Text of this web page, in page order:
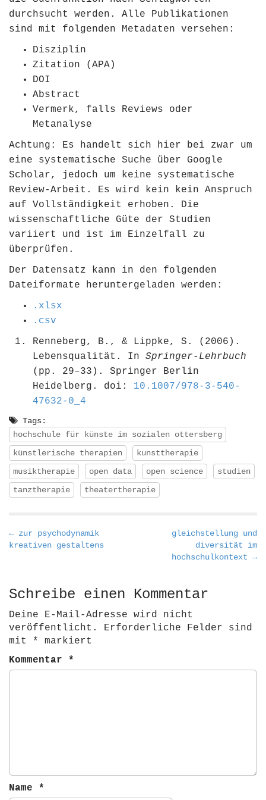
durchsucht werden. Alle Publikationen
sind mit folgenden Metadaten versehen:
Disziplin
Zitation (APA)
DOI
Abstract
Vermerk, falls Reviews oder
Metanalyse
Achtung: Es handelt sich hier bei zwar um
eine systematische Suche über Google
Scholar, jedoch um keine systematische
Review-Arbeit. Es wird kein kein Anspruch
auf Vollständigkeit erhoben. Die
wissenschaftliche Güte der Studien
variiert und ist im Einzelfall zu
überprüfen.
Der Datensatz kann in den folgenden
Dateiformate heruntergeladen werden:
.xlsx
.csv
Renneberg, B., & Lippke, S. (2006).
Lebensqualität. In Springer-Lehrbuch
(pp. 29–33). Springer Berlin
Heidelberg. doi: 10.1007/978-3-540-
47632-0_4
Tags:
hochschule für künste im sozialen ottersberg
künstlerische therapien
kunsttherapie
musiktherapie
open data open science
studien
tanztherapie
theatertherapie
P
o
n
a
v
i
g
a
← zur psychodynamik
kreativen gestaltens
gleichstellung und
diversität im
hochschulkontext →
Schreibe einen Kommentar
Deine E-Mail-Adresse wird nicht
veröffentlicht.
Erforderliche Felder sind
mit
*
markiert
Kommentar *
Name *